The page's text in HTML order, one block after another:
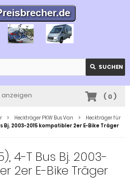
SUCHEN
anzeigen ( 0)
Heckträger PKW Bus Van
Heckträger für
Bj. 2003-2015 kompatibler 2er E-Bike Träger
4-T Bus Bj. 2003-
2er E-Bike Träger